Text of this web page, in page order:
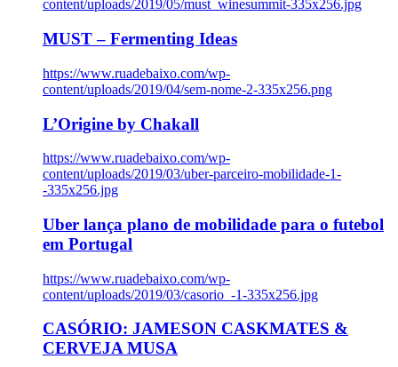
content/uploads/2019/05/must_winesummit-335x256.jpg
MUST – Fermenting Ideas
https://www.ruadebaixo.com/wp-
content/uploads/2019/04/sem-nome-2-335x256.png
L’Origine by Chakall
https://www.ruadebaixo.com/wp-
content/uploads/2019/03/uber-parceiro-mobilidade-1-
-335x256.jpg
Uber lança plano de mobilidade para o futebol
em Portugal
https://www.ruadebaixo.com/wp-
content/uploads/2019/03/casorio_-1-335x256.jpg
CASÓRIO: JAMESON CASKMATES &
CERVEJA MUSA